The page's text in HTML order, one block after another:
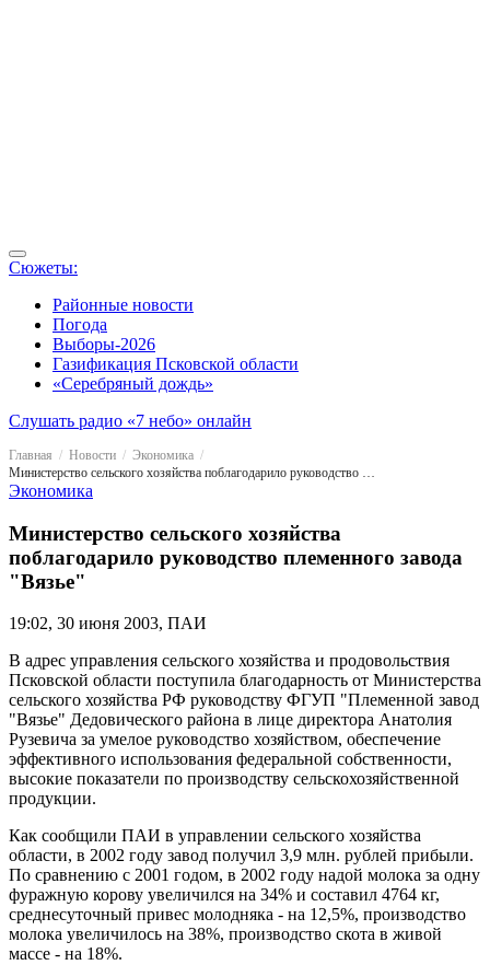
Сюжеты:
Районные новости
Погода
Выборы-2026
Газификация Псковской области
«Серебряный дождь»
Слушать радио «7 небо» онлайн
Главная Новости
Экономика
Министерство сельского хозяйства поблагодарило руководство племенного завода "Вязье"
Экономика
Министерство сельского хозяйства
поблагодарило руководство племенного завода
"Вязье"
19:02, 30 июня 2003, ПАИ
В адрес управления сельского хозяйства и продовольствия
Псковской области поступила благодарность от Министерства
сельского хозяйства РФ руководству ФГУП "Племенной завод
"Вязье" Дедовического района в лице директора Анатолия
Рузевича за умелое руководство хозяйством, обеспечение
эффективного использования федеральной собственности,
высокие показатели по производству сельскохозяйственной
продукции.
Как сообщили ПАИ в управлении сельского хозяйства
области, в 2002 году завод получил 3,9 млн. рублей прибыли.
По сравнению с 2001 годом, в 2002 году надой молока за одну
фуражную корову увеличился на 34% и составил 4764 кг,
среднесуточный привес молодняка - на 12,5%, производство
молока увеличилось на 38%, производство скота в живой
массе - на 18%.